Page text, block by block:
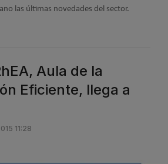
las últimas novedades del sector.
Aula de la
Eficiente, llega a
11:28